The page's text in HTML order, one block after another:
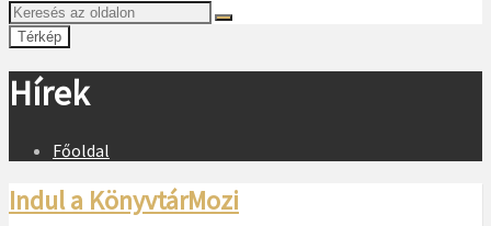
Térkép
Hírek
Főoldal
Indul a KönyvtárMozi